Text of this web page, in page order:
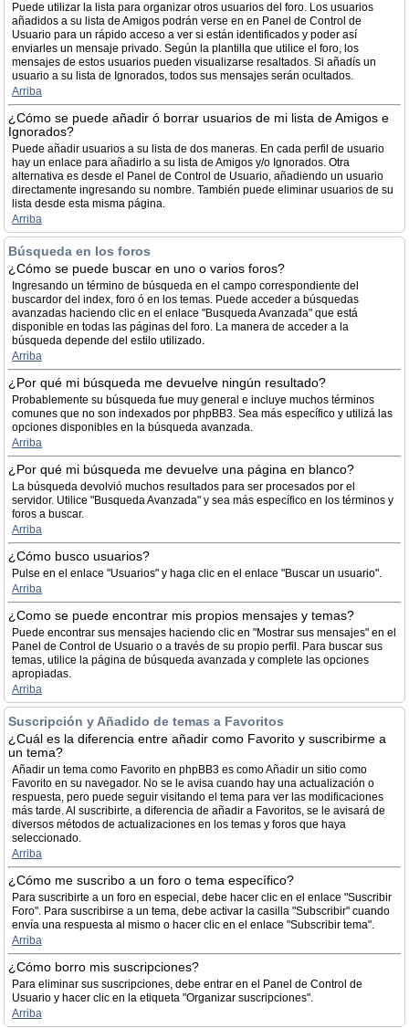
Puede utilizar la lista para organizar otros usuarios del foro. Los usuarios
añadidos a su lista de Amigos podrán verse en en Panel de Control de
Usuario para un rápido acceso a ver si están identificados y poder así
enviarles un mensaje privado. Según la plantilla que utilice el foro, los
mensajes de estos usuarios pueden visualizarse resaltados. Si añadís un
usuario a su lista de Ignorados, todos sus mensajes serán ocultados.
Arriba
¿Cómo se puede añadir ó borrar usuarios de mi lista de Amigos e
Ignorados?
Puede añadir usuarios a su lista de dos maneras. En cada perfil de usuario
hay un enlace para añadirlo a su lista de Amigos y/o Ignorados. Otra
alternativa es desde el Panel de Control de Usuario, añadiendo un usuario
directamente ingresando su nombre. También puede eliminar usuarios de su
lista desde esta misma página.
Arriba
Búsqueda en los foros
¿Cómo se puede buscar en uno o varios foros?
Ingresando un término de búsqueda en el campo correspondiente del
buscardor del index, foro ó en los temas. Puede acceder a búsquedas
avanzadas haciendo clic en el enlace "Busqueda Avanzada" que está
disponible en todas las páginas del foro. La manera de acceder a la
búsqueda depende del estilo utilizado.
Arriba
¿Por qué mi búsqueda me devuelve ningún resultado?
Probablemente su búsqueda fue muy general e incluye muchos términos
comunes que no son indexados por phpBB3. Sea más específico y utilizá las
opciones disponibles en la búsqueda avanzada.
Arriba
¿Por qué mi búsqueda me devuelve una página en blanco?
La búsqueda devolvió muchos resultados para ser procesados por el
servidor. Utilice "Busqueda Avanzada" y sea más específico en los términos y
foros a buscar.
Arriba
¿Cómo busco usuarios?
Pulse en el enlace "Usuarios" y haga clic en el enlace "Buscar un usuario".
Arriba
¿Como se puede encontrar mis propios mensajes y temas?
Puede encontrar sus mensajes haciendo clic en "Mostrar sus mensajes" en el
Panel de Control de Usuario o a través de su propio perfil. Para buscar sus
temas, utilice la página de búsqueda avanzada y complete las opciones
apropiadas.
Arriba
Suscripción y Añadido de temas a Favoritos
¿Cuál es la diferencia entre añadir como Favorito y suscribirme a
un tema?
Añadir un tema como Favorito en phpBB3 es como Añadir un sitio como
Favorito en su navegador. No se le avisa cuando hay una actualización o
respuesta, pero puede seguir visitando el tema para ver las modificaciones
más tarde. Al suscribirte, a diferencia de añadir a Favoritos, se le avisará de
diversos métodos de actualizaciones en los temas y foros que haya
seleccionado.
Arriba
¿Cómo me suscribo a un foro o tema específico?
Para suscribirte a un foro en especial, debe hacer clic en el enlace "Suscribir
Foro". Para suscribirse a un tema, debe activar la casilla "Subscribir" cuando
envía una respuesta al mismo o hacer clic en el enlace "Subscribir tema".
Arriba
¿Cómo borro mis suscripciones?
Para eliminar sus suscripciones, debe entrar en el Panel de Control de
Usuario y hacer clic en la etiqueta "Organizar suscripciones".
Arriba